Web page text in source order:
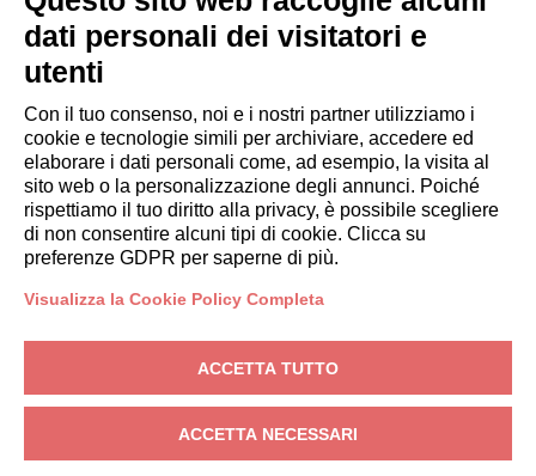
Prenota un soggiorno
Soggiorni lunghi
Esperienze per gli ospiti
Sconti per gli ospiti
Convenzioni per Aziende
booking@italianway.house
+390286882952
P.IVA: 08839180968 - PMI Innovativa
Privacy-Condizioni-Cookies-Whistleblowing
dati personali dei visitatori e
utenti
Con il tuo consenso, noi e i nostri partner utilizziamo i
cookie e tecnologie simili per archiviare, accedere ed
elaborare i dati personali come, ad esempio, la visita al
sito web o la personalizzazione degli annunci. Poiché
rispettiamo il tuo diritto alla privacy, è possibile scegliere
di non consentire alcuni tipi di cookie. Clicca su
preferenze GDPR per saperne di più.
Visualizza la Cookie Policy Completa
ACCETTA TUTTO
ACCETTA NECESSARI